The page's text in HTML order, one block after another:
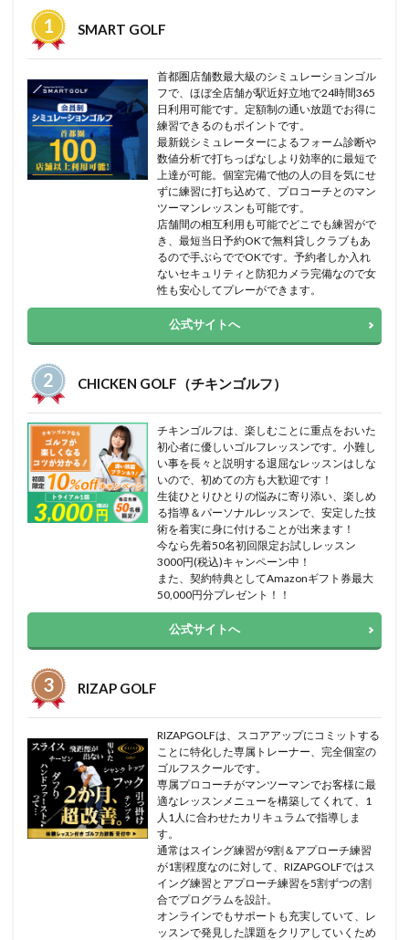
SMART GOLF
首都圏店舗数最大級のシミュレーションゴル
フで、ほぼ全店舗が駅近好立地で24時間365
日利用可能です。定額制の通い放題でお得に
練習できるのもポイントです。
最新鋭シミュレーターによるフォーム診断や
数値分析で打ちっぱなしより効率的に最短で
上達が可能。個室完備で他の人の目を気にせ
ずに練習に打ち込めて、プロコーチとのマン
ツーマンレッスンも可能です。
店舗間の相互利用も可能でどこでも練習がで
き、最短当日予約OKで無料貸しクラブもあ
るので手ぶらででOKです。予約者しか入れ
ないセキュリティと防犯カメラ完備なので女
性も安心してプレーができます。
公式サイトへ
CHICKEN GOLF（チキンゴルフ）
チキンゴルフは、楽しむことに重点をおいた
初心者に優しいゴルフレッスンです。小難し
い事を長々と説明する退屈なレッスンはしな
いので、初めての方も大歓迎です！
生徒ひとりひとりの悩みに寄り添い、楽しめ
る指導＆パーソナルレッスンで、安定した技
術を着実に身に付けることが出来ます！
今なら先着50名初回限定お試しレッスン
3000円(税込)キャンペーン中！
また、契約特典としてAmazonギフト券最大
50,000円分プレゼント！！
公式サイトへ
RIZAP GOLF
RIZAPGOLFは、スコアアップにコミットする
ことに特化した専属トレーナー、完全個室の
ゴルフスクールです。
専属プロコーチがマンツーマンでお客様に最
適なレッスンメニューを構築してくれて、1
人1人に合わせたカリキュラムで指導しま
す。
通常はスイング練習が9割＆アプローチ練習
が1割程度なのに対して、RIZAPGOLFではス
イング練習とアプローチ練習を5割ずつの割
合でプログラムを設計。
オンラインでもサポートも充実していて、レ
ッスンで発見した課題をクリアしていくため